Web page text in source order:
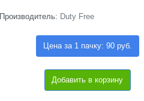
Производитель: Duty Free
Цена за 1 пачку: 90 руб.
Добавить в корзину